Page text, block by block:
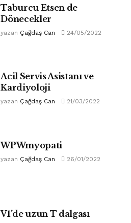
Taburcu Etsen de
Dönecekler
yazan Çağdaş Can 24/05/2022
Acil Servis Asistanı ve
Kardiyoloji
yazan Çağdaş Can 21/03/2022
WPWmyopati
yazan Çağdaş Can 26/01/2022
V1’de uzun T dalgası